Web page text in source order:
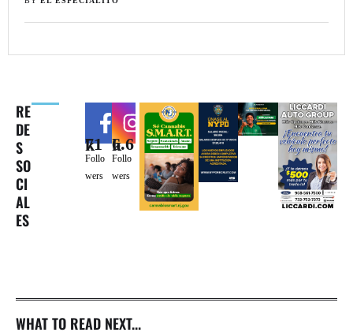
RE
DE
S
SO
CI
AL
ES
71k
Follo
wers
6.6k
Follo
wers
WHAT TO READ NEXT...